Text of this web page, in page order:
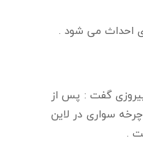
احداث می شود .
اجرا در خیابان پیروزی گفت : پس از
سواری در لاین
.